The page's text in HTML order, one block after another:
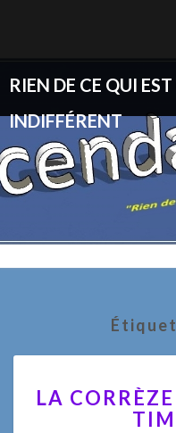
RIEN DE CE QUI
INDIFFÉRENT
LA